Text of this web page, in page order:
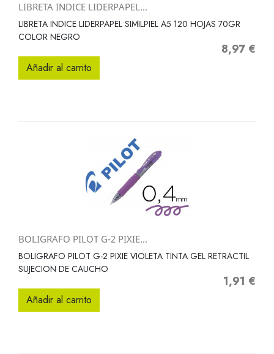
LIBRETA INDICE LIDERPAPEL...
LIBRETA INDICE LIDERPAPEL SIMILPIEL A5 120 HOJAS 70GR
COLOR NEGRO
Precio
8,97 €
Añadir al carrito
BOLIGRAFO PILOT G-2 PIXIE...
BOLIGRAFO PILOT G-2 PIXIE VIOLETA TINTA GEL RETRACTIL
SUJECION DE CAUCHO
Precio
1,91 €
Añadir al carrito